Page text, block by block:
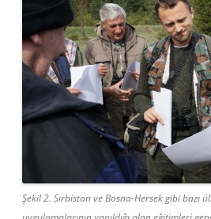
Şekil 2. Sırbistan ve Bosna-Hersek gibi bazı